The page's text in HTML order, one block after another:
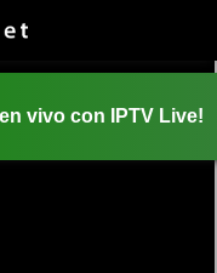
vivo con IPTV Live!